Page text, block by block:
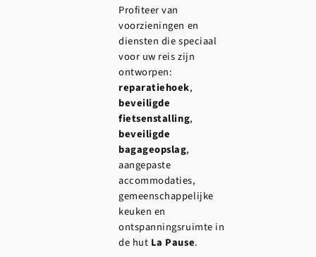
Profiteer van
voorzieningen en
diensten die speciaal
voor uw reis zijn
ontworpen:
reparatiehoek,
beveiligde
fietsenstalling,
beveiligde
bagageopslag,
aangepaste
accommodaties,
gemeenschappelijke
keuken en
ontspanningsruimte in
de hut La Pause.